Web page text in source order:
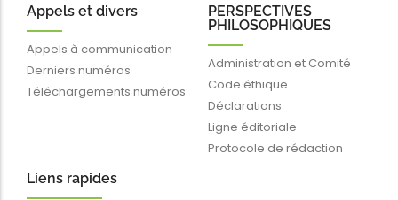
Appels et divers
Appels à communication
Derniers numéros
Téléchargements numéros
PERSPECTIVES
PHILOSOPHIQUES
Administration et Comité
Code éthique
Déclarations
Ligne éditoriale
Protocole de rédaction
Liens rapides